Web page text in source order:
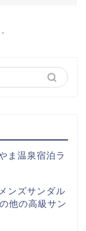
ま温泉宿泊ラ
ンズサンダル
他の高級サン